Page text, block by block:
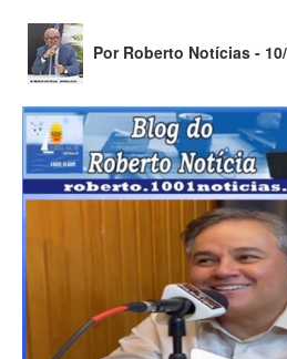
Por Roberto Notícias -